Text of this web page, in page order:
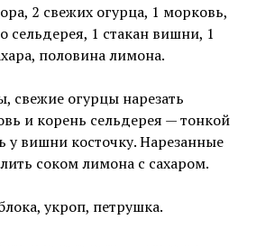
2 свежих огурца, 1 морковь,
сельдерея, 1 стакан вишни, 1
половина лимона.
свежие огурцы нарезать
и корень сельдерея — тонкой
у вишни косточку. Нарезанные
соком лимона с сахаром.
укроп, петрушка.